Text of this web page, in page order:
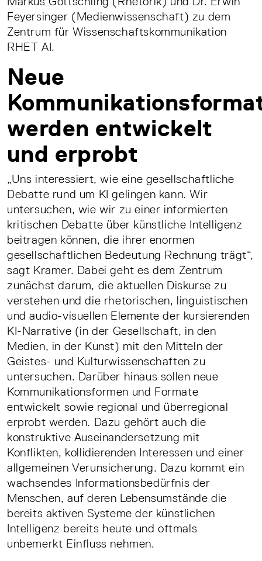
Feyersinger (Medienwissenschaft) zu dem
Zentrum für Wissenschaftskommunikation
RHET AI.
Neue
werden entwickelt
und erprobt
„Uns interessiert, wie eine gesellschaftliche
Debatte rund um KI gelingen kann. Wir
untersuchen, wie wir zu einer informierten
kritischen Debatte über künstliche Intelligenz
beitragen können, die ihrer enormen
gesellschaftlichen Bedeutung Rechnung trägt“,
sagt Kramer. Dabei geht es dem Zentrum
zunächst darum, die aktuellen Diskurse zu
verstehen und die rhetorischen, linguistischen
und audio-visuellen Elemente der kursierenden
KI-Narrative (in der Gesellschaft, in den
Medien, in der Kunst) mit den Mitteln der
Geistes- und Kulturwissenschaften zu
untersuchen. Darüber hinaus sollen neue
Kommunikationsformen und Formate
entwickelt sowie regional und überregional
erprobt werden. Dazu gehört auch die
konstruktive Auseinandersetzung mit
Konflikten, kollidierenden Interessen und einer
allgemeinen Verunsicherung. Dazu kommt ein
wachsendes Informationsbedürfnis der
Menschen, auf deren Lebensumstände die
bereits aktiven Systeme der künstlichen
Intelligenz bereits heute und oftmals
unbemerkt Einfluss nehmen.